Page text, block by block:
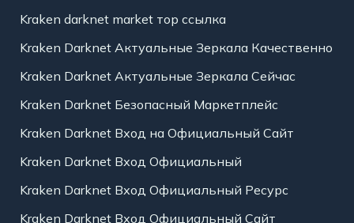
Kraken darknet market тор ссылка
Kraken Darknet Актуальные Зеркала Качественно
Kraken Darknet Актуальные Зеркала Сейчас
Kraken Darknet Безопасный Маркетплейс
Kraken Darknet Вход на Официальный Сайт
Kraken Darknet Вход Официальный
Kraken Darknet Вход Официальный Ресурс
Kraken Darknet Вход Официальный Сайт